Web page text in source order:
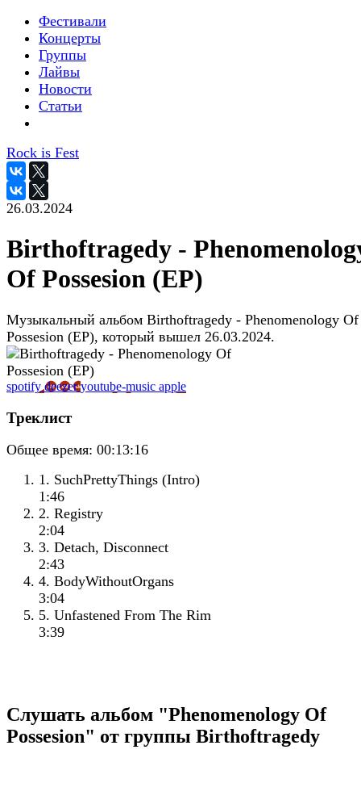
Фестивали
Концерты
Группы
Лайвы
Новости
Статьи
Rock is Fest
26.03.2024
Birthoftragedy -
Of Possesion (EP)
Музыкальный альбом Birthoftragedy - Phenomenology Of
Possesion (EP), который вышел 26.03.2024.
spotifydeezeryoutube-music apple
Треклист
Общее время: 00:13:16
1. SuchPrettyThings (Intro)
1:46
2. Registry
2:04
3. Detach, Disconnect
2:43
4. BodyWithoutOrgans
3:04
5. Unfastened From The Rim
3:39
Слушать альбом "Phenomenology Of
Possesion" от группы Birthoftragedy